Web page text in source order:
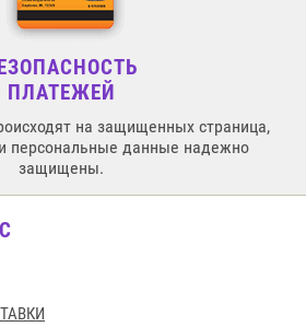
ПЛАТЕЖЕЙ
на защищенных страница,
персональные данные надежно
защищены.